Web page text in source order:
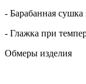
- Барабанная сушка
- Глажка при
Обмеры изделия